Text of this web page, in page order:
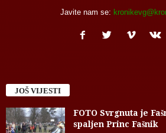
Javite nam se:
JOŠ VIJESTI
FOTO Svrgnuta je
spaljen Princ Fašnik